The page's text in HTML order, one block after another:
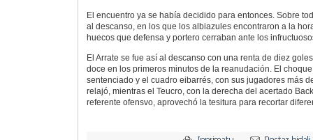
El encuentro ya se había decidido para entonces. Sobre
al descanso, en los que los albiazules encontraron a la
huecos que defensa y portero cerraban ante los
El Arrate se fue así al descanso con una renta de diez
doce en los primeros minutos de la reanudación. El
sentenciado y el cuadro eibarrés, con sus jugadores más
relajó, mientras el Teucro, con la derecha del acertado
referente ofensvo, aprovechó la tesitura para recortar